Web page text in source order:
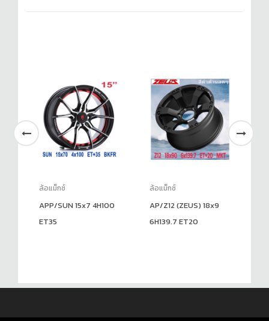
ล้อแม็กซ์
APP/SUN 15x7 4H100
ET35
ล้อแม็กซ์
AP/Z12 (ZEUS) 18x9
6H139.7 ET20